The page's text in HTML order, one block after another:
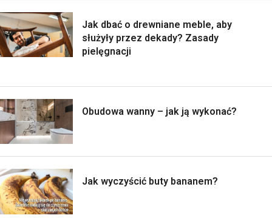
Jak dbać o drewniane meble, aby
służyły przez dekady? Zasady
pielęgnacji
Obudowa wanny – jak ją wykonać?
Jak wyczyścić buty bananem?